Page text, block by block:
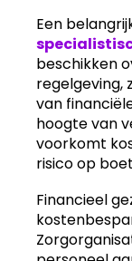
Een
beschikken
regelgeving,
van
hoogte van
voorkomt
risico op
Financieel